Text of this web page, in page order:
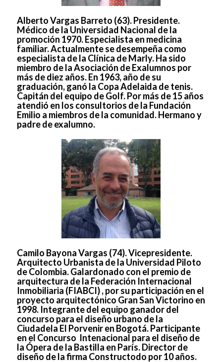
Alberto Vargas Barreto (63). Presidente.
Médico de la Universidad Nacional de la
promoción 1970. Especialista en medicina
familiar. Actualmente se desempeña como
especialista de la Clínica de Marly. Ha sido
miembro de la Asociación de Exalumnos por
más de diez años. En 1963, año de su
graduación, ganó la Copa Adelaida de tenis.
Capitán del equipo de Golf. Por más de 15 años
atendió en los consultorios de la Fundación
Emilio a miembros de la comunidad. Hermano y
padre de exalumno.
Camilo Bayona Vargas (74). Vicepresidente.
Arquitecto Urbanista de la Universidad Piloto
de Colombia. Galardonado con el premio de
arquitectura de la Federación Internacional
Inmobiliaria (FIABCI) , por su participación en el
proyecto arquitectónico Gran San Victorino en
1998. Integrante del equipo ganador del
concurso para el diseño urbano de la
Ciudadela El Porvenir en Bogotá. Participante
en el Concurso Intenacional para el diseño de
la Ópera de la Bastilla en París. Director de
diseño de la firma Constructodo por 10 años.